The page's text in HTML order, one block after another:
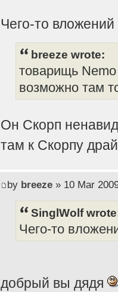
Чего-то
breeze wrote:
товарищь
возможно там
Он Скорп
там к Скорпу
by breeze» 10 Mar
SinglWolf
Чего-то
добрый вы дядя